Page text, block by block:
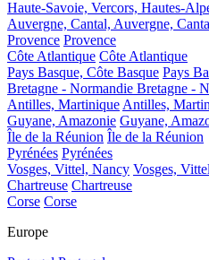
Haute-Savoie, Vercors, Hautes-
Auvergne, Cantal, Auvergne,
Provence Provence
Côte Atlantique Côte Atlantique
Pays Basque, Côte Basque Pays
Bretagne - Normandie Bretagne -
Antilles, Martinique Antilles,
Guyane, Amazonie Guyane,
Île de la Réunion Île de la Réunion
Pyrénées Pyrénées
Vosges, Vittel, Nancy Vosges,
Chartreuse Chartreuse
Corse Corse
Europe